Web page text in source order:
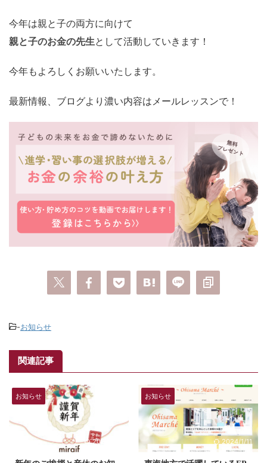
今年は親と子の両方に向けて
親と子のお金の先生として活動していきます！
今年もよろしくお願いいたします。
最新情報、ブログより濃い内容はメールレッスンで！
-お知らせ
関連記事
お知らせ
2024/1/11
お知らせ
2024/1/11